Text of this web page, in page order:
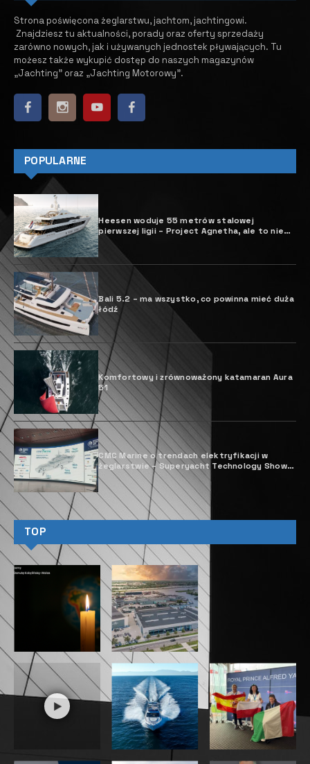
Strona poświęcona żeglarstwu, jachtom, jachtingowi.
Znajdziesz tu aktualności, porady oraz oferty sprzedaży
zarówno nowych, jak i używanych jednostek pływających. ​ Tu
możesz także wykupić dostęp do naszych magazynów
„Jachting” oraz „Jachting Motorowy”.
POPULARNE
Heesen woduje 55 metrów stalowej
pierwszej ligii – Project Agnetha, ale to nie
koniec zabawy
Bali 5.2 – ma wszystko, co powinna mieć duża
łódź
Komfortowy i zrównoważony katamaran Aura
51
CMC Marine o trendach elektryfikacji w
żeglarstwie – Superyacht Technology Show,
20 i 21 marca Barcelona
TOP